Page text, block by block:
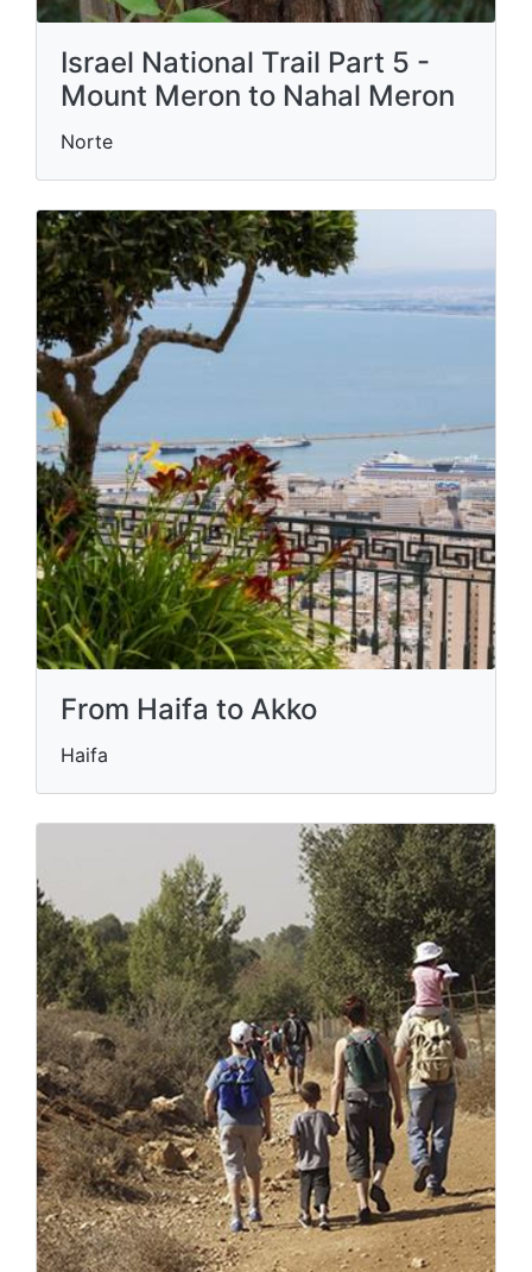
Israel National Trail Part 5 -
Mount Meron to Nahal Meron
Norte
From Haifa to Akko
Haifa